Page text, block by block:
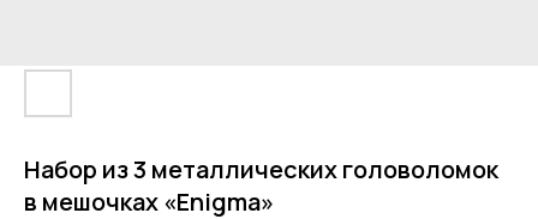
Набор из 3 металлических головоломок
в мешочках «Enigma»